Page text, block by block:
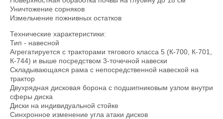
Уничтожение сорняков
Измельчение пожнивных остатков
Технические характеристики:
Тип - навесной
Агрегатируется с тракторами тягового класса 5 (К-700, К-701,
К-744) и выше посредством 3-точечной навески
Складывающаяся рама с непосредственной навеской на
трактор
Двухрядная дисковая борона с подшипниковым узлом внутри
сферы диска
Диски на индивидуальной стойке
Синхронное изменение угла атаки дисков